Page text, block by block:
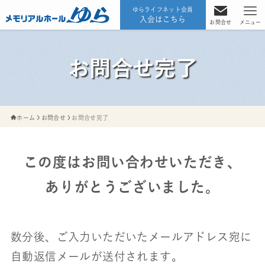
ゆらライフネット会員
入会はこちら お問合せ メニュー
お問合せ完了
ホーム お問合せ お問合せ完了
この度はお問い合わせいただき、
ありがとうございました。
数分後、ご入力いただいたメールアドレス宛に
自動返信メールが送付されます。